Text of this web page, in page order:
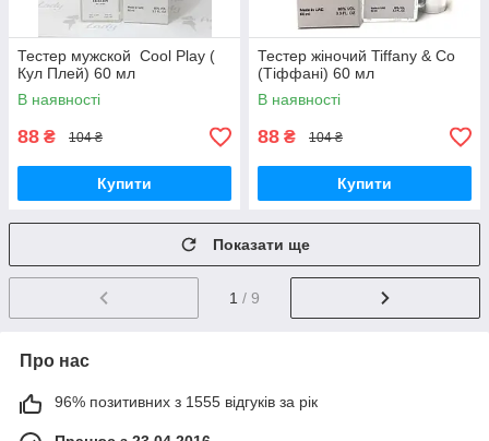
Тестер мужской Cool Play (
Кул Плей) 60 мл
В наявності
88 ₴ 104 ₴
Купити
Тестер жіночий Tiffany & Co
(Тіффані) 60 мл
В наявності
88 ₴ 104 ₴
Купити
Показати ще
1 / 9
Про нас
96% позитивних з 1555 відгуків за рік